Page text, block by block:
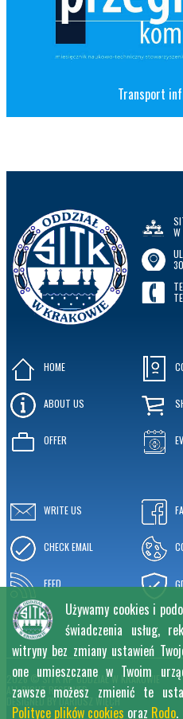
Transport
W
HOME
ABOUT US
OFFER
WRITE US
CHECK EMAIL
FEED
2026 © SITK RP ODDZIAŁ W KRAKOWIE
ALL RIGHT RESERVED
DESIGNED BYDARIUSZ WIĘCH
Używamy cookies i
świadczenia usług,
witryny bez zmiany ustawień
one umieszczane w Twoim
zawsze możesz zmienić te
Polityce plików cookies oraz Rodo.